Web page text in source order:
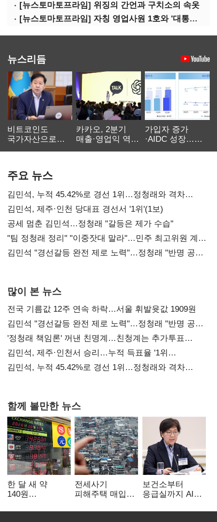
[뉴스토마토프라임] 위징의 간언과 구치소의 속옷
[뉴스토마토프라임] 자칭 영업사원 1호와 '대통령 집무실 사우나'
뉴스리듬
비트코인도
국가자산으로…'
카카오, 2분기
매출·영업익 역대
가입자 증가
·AIDC 성장…
주요 뉴스
김민석, 누적 45.42%로 경선 1위…정청래와 격차
0.86%p(2보)
김민석, 제주·인천 당대표 경선서 '1위'(1보)
공세 멈춘 김민석…정청래 "갈등은 제가 수습"
"팀 정청래 정리" "이중잣대 말라"…민주 최고위원 계파
다툼 격화
김민석 "경선갈등 완전 제로 노력"…정청래 "반명 공세
많이 본 뉴스
전국 기름값 12주 연속 하락…서울 휘발윳값 1909원
김민석 "경선갈등 완전 제로 노력"…정청래 "반명 공세
사과부터"
'정청래 책임론' 꺼낸 친명계…친청계는 추가투표
때리기
김민석, 제주·인천서 승리…누적 득표율 '1위
탈환'(종합)
김민석, 누적 45.42%로 경선 1위…정청래와 격차
함께 볼만한 뉴스
한 달 새 약
140원
엔저'에 원화
전세사기
피해주택 매입
누적 피해자
보건소부터
응급실까지 AI
혁신 본격화